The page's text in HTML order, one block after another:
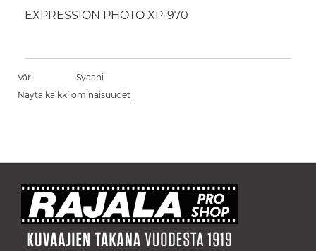
EXPRESSION PHOTO XP-970
Väri
Syaani
Näytä kaikki ominaisuudet